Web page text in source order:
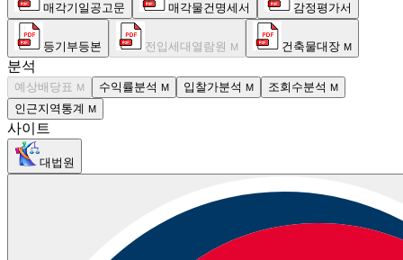
매각기일공고문 매각물건명세서 감정평가서
등기부등본 전입세대열람원 M 건축물대장 M
분석
예상배당표 M 수익률분석 M 입찰가분석 M 조회수분석 M
인근지역통계 M
사이트
대법원